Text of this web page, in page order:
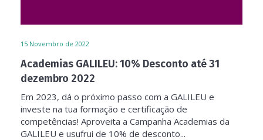
15 Novembro de 2022
Academias GALILEU: 10% Desconto até 31
dezembro 2022
Em 2023, dá o próximo passo com a GALILEU e
investe na tua formação e certificação de
competências! Aproveita a Campanha Academias da
GALILEU e usufrui de 10% de desconto...